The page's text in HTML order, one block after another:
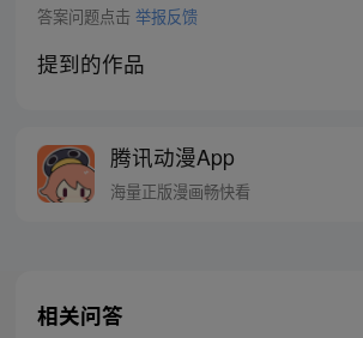
答案问题点击 举报反馈
提到的作品
腾讯动漫App
海量正版漫画畅快看
相关问答